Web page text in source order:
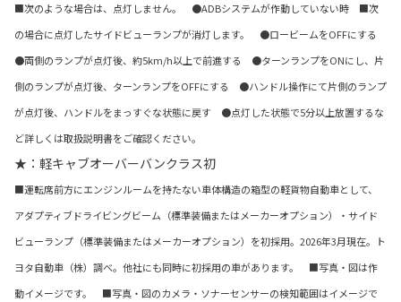
■次のような場合は、点灯しません。 ●ADBシステムが作動していない時 ■次
の場合に点灯したサイドビューランプが消灯します。 ●ロービームをOFFにする
●両側のランプが点灯後、約5km/h以上で前進する ●ターンランプをONにし、片
側のランプが点灯後、ターンランプをOFFにする ●ハンドル操作にて片側のランプ
が点灯後、ハンドルをまっすぐな状態に戻す ●点灯した状態で5分以上放置するな
ど詳しくは取扱説明書をご確認ください。
★：軽キャブオーバーバンクラス初
■運転席前方にエンジンルームを持たない車体構造の箱型の軽貨物自動車として、
アダプティブドライビングビーム（標準装備またはメーカーオプション）・サイド
ビューランプ（標準装備またはメーカーオプション）を初採用。2026年3月現在。ト
ヨタ自動車（株）調べ。他社にも同時に初採用の車があります。 ■写真・図は作
動イメージです。 ■写真・図のカメラ・ソナーセンサーの検知範囲はイメージで